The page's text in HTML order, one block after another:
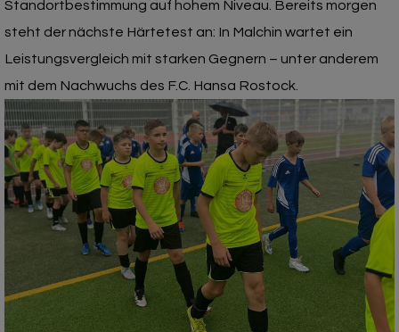
Standortbestimmung auf hohem Niveau. Bereits morgen
steht der nächste Härtetest an: In Malchin wartet ein
Leistungsvergleich mit starken Gegnern – unter anderem
mit dem Nachwuchs des F.C. Hansa Rostock.